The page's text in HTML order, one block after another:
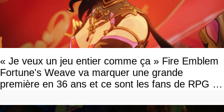
« Je veux un jeu entier comme ça » Fire Emblem
Fortune's Weave va marquer une grande
première en 36 ans et ce sont les fans de RPG en